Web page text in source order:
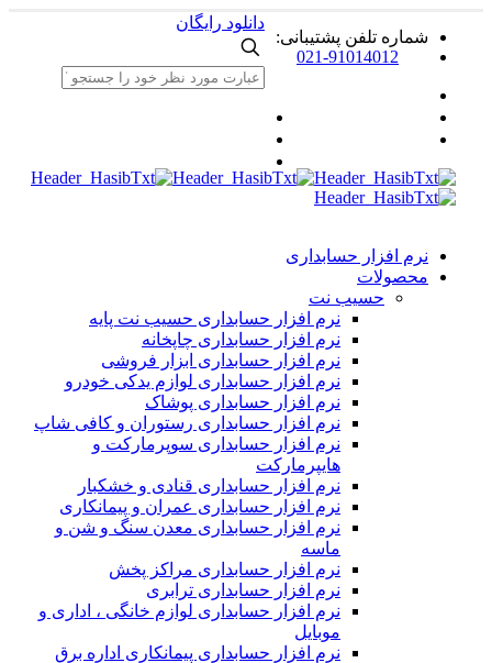
تلفن پشتیبانی:
021-91014012
افزار حسابداری
حسیب نت
نرم افزار حسابداری حسیب نت پایه
نرم افزار حسابداری چاپخانه
نرم افزار حسابداری ابزار فروشی
نرم افزار حسابداری لوازم یدکی خودرو
نرم افزار حسابداری پوشاک
نرم افزار حسابداری رستوران و کافی شاپ
نرم افزار حسابداری سوپرمارکت و
هایپرمارکت
نرم افزار حسابداری قنادی و خشکبار
نرم افزار حسابداری عمران و پیمانکاری
نرم افزار حسابداری معدن سنگ و شن و
نرم افزار حسابداری مراکز پخش
نرم افزار حسابداری ترابری
نرم افزار حسابداری لوازم خانگی ، اداری و
نرم افزار حسابداری پیمانکاری اداره برق
دانلود رایگان